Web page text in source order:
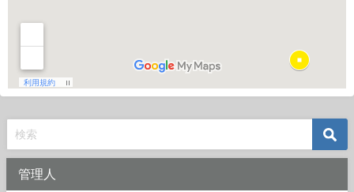
管理人